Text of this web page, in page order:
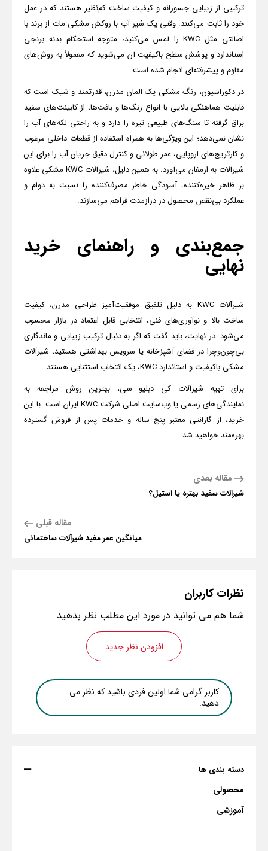
ترکیبی از زیبایی جسورانه و کیفیت ساخت کم‌نظیر هستند که در عمل
خود را ثابت می‌کنند. وقتی یک شیر آب با روکش مشکی مات از برند با
اصالتی مثل KWCرا لمس می‌کنید، متوجه استحکام بدنه برنجی
استاندارد و پوشش سطح باکیفیت آن می‌شوید که معمولاً به روش‌های
مقاوم و پیشرفته‌ای انجام شده است.
در دکوراسیون، رنگ مشکی یک المان مدرن، قدرتمند و شیک است که
قابلیت هماهنگی بالایی با انواع رنگ‌ها و بافت‌ها، از کابینت‌های سفید
براق گرفته تا سنگ‌های طبیعی تیره را دارد و به راحتی لکه‌های آب را
نشان نمی‌دهد؛ این ویژگی‌ها به همراه استفاده از قطعات داخلی مرغوب
و کارتریج‌های اروپایی، عمر طولانی و کنترل دقیق جریان آب را برای این
شیرآلات به ارمغان می‌آورد. به همین دلیل، شیرآلات KWC مشکی علاوه
بر ظاهر خیره‌کننده، آسودگی خاطر مصرف‌کننده را نسبت به دوام و
عملکرد بی‌نقص محصول در درازمدت فراهم می‌سازند.
جمع‌بندی و راهنمای خرید
نهایی
شیرآلاتKWC به دلیل تلفیق موفقیت‌آمیز طراحی مدرن، کیفیت
ساخت بالا و نوآوری‌های فنی، انتخابی قابل اعتماد در بازار محسوب
می‌شود. در نهایت، باید گفت که اگر به دنبال ترکیب زیبایی و ماندگاری
بی‌چون‌وچرا در فضای آشپزخانه یا سرویس بهداشتی هستید، شیرآلات
مشکی باکیفیت و استانداردKWC، یک انتخاب استثنایی هستند.
برای تهیه شیرآلات کی دبلیو سی، بهترین روش مراجعه به
نمایندگی‌های رسمی یا وب‌سایت اصلی شرکت KWCایران است. با این
خرید، از گارانتی معتبر پنج ساله و خدمات پس از فروش گسترده
بهره‌مند خواهید شد.
مقاله بعدی
شیرآلات سفید بهتره یا استیل؟
مقاله قبلی
میانگین عمر مفید شیرآلات ساختمانی
نظرات کاربران
شما هم می توانید در مورد این مطلب نظر بدهید
افزودن نظر جدید
کاربر گرامی شما اولین فردی باشید که نظر می
دهید.
دسته بندی ها
محصولی
آموزشی